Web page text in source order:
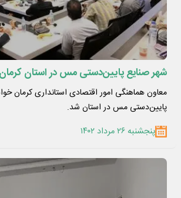
شهر صنایع پایین‌دستی مس در استان
معاون هماهنگی امور اقتصادی استانداری کرمان
پایین‌دستی مس در استان شد.
پنجشنبه ۲۶ مرداد ۱۴۰۲